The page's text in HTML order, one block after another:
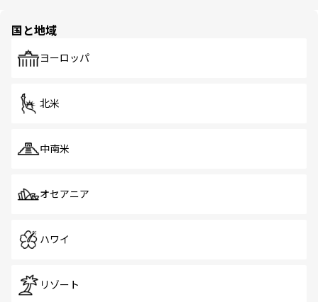
で、ホーカーズは地元の風情を楽しめる外せないスポット
国と地域
ヨーロッパ
北米
中南米
オセアニア
ハワイ
リゾート